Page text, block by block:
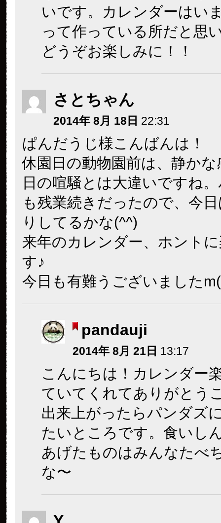
いです。カレンダーはい
って作っている所だと思
どうぞお楽しみに！！
さとちゃん
2014年 8月 18日 22:31
ぱんだうじ様こんばんは！
休園日の動物園前は、静か
日の喧騒とは大違いですね
も残業続きだったので、今
りしてるかな(^^)
来年のカレンダー、ホント
す♪
今日も有難うございました
pandauji
2014年 8月 21日 13:17
こんにちは！カレンダー
ていてくれてありがとう
出来上がったらパンダズ
たいところです。食いし
あげたものはみんなたべ
な〜